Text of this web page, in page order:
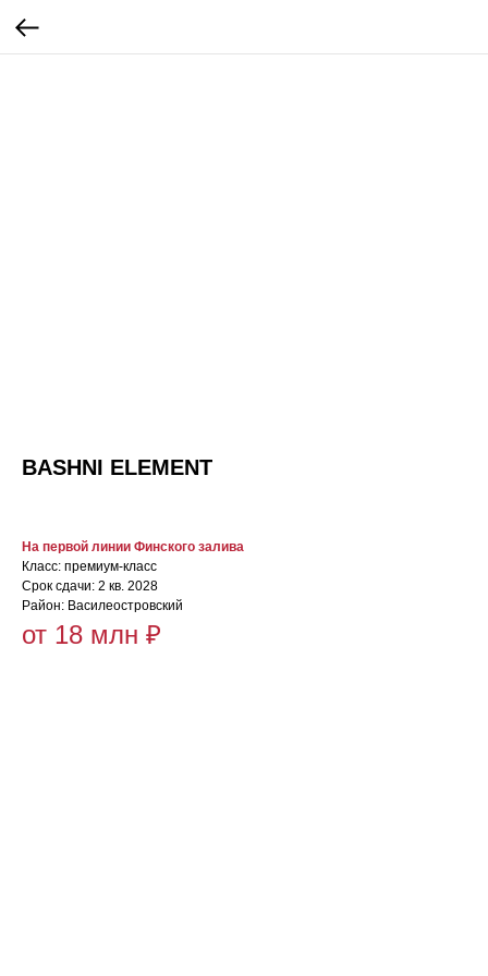
BASHNI ELEMENT
На первой линии Финского залива
Класс: премиум-класс
Срок сдачи: 2 кв. 2028
Район: Василеостровский
от 18 млн ₽